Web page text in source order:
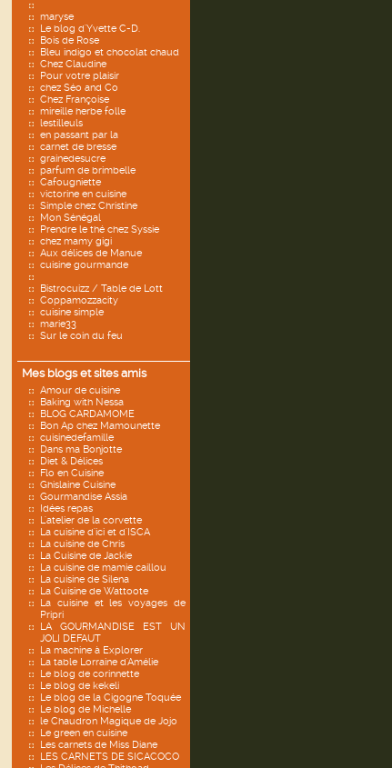
maryse
Le blog d'Yvette C-D.
Bois de Rose
Bleu indigo et chocolat chaud
Chez Claudine
Pour votre plaisir
chez Séo and Co
Chez Françoise
mireille herbe folle
lestilleuls
en passant par la
carnet de bresse
grainedesucre
parfum de brimbelle
Cafougniette
victorine en cuisine
Simple chez Christine
Mon Sénégal
Prendre le thé chez Syssie
chez mamy gigi
Aux délices de Manue
cuisine gourmande
Bistrocuizz / Table de Lott
Coppamozzacity
cuisine simple
marie33
Sur le coin du feu
Mes blogs et sites amis
Amour de cuisine
Baking with Nessa
BLOG CARDAMOME
Bon Ap chez Mamounette
cuisinedefamille
Dans ma Bonjotte
Diet & Délices
Flo en Cuisine
Ghislaine Cuisine
Gourmandise Assia
Idées repas
L'atelier de la corvette
La cuisine d'ici et d'ISCA
La cuisine de Chris
La Cuisine de Jackie
La cuisine de mamie caillou
La cuisine de Silena
La Cuisine de Wattoote
La cuisine et les voyages de
Pripri
LA GOURMANDISE EST UN
JOLI DEFAUT
La machine à Explorer
La table Lorraine d'Amélie
Le blog de corinnette
Le blog de kekeli
Le blog de la Cigogne Toquée
Le blog de Michelle
le Chaudron Magique de Jojo
Le green en cuisine
Les carnets de Miss Diane
LES CARNETS DE SICACOCO